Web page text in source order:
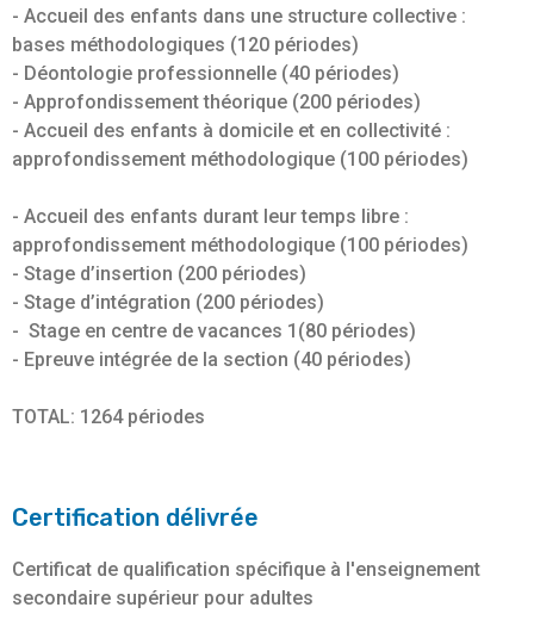
- Accueil des enfants dans une structure collective :
bases méthodologiques (120 périodes)
- Déontologie professionnelle (40 périodes)
- Approfondissement théorique (200 périodes)
- Accueil des enfants à domicile et en collectivité :
approfondissement méthodologique (100 périodes)
- Accueil des enfants durant leur temps libre :
approfondissement méthodologique (100 périodes)
- Stage d’insertion (200 périodes)
- Stage d’intégration (200 périodes)
- Stage en centre de vacances 1(80 périodes)
- Epreuve intégrée de la section (40 périodes)
TOTAL: 1264 périodes
Certification délivrée
Certificat de qualification spécifique à l'enseignement
secondaire supérieur pour adultes